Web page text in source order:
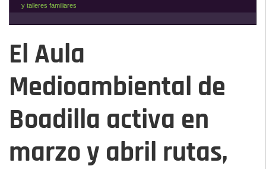
y talleres familiares
El Aula
Medioambiental de
Boadilla activa en
marzo y abril rutas,